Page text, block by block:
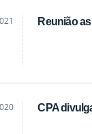
Reunião
CPA